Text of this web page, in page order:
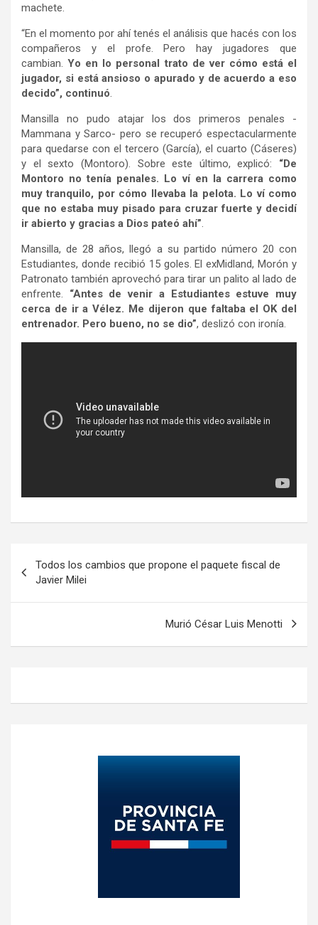
machete.
“En el momento por ahí tenés el análisis que hacés con los
compañeros y el profe. Pero hay jugadores que
cambian.Yo en lo personal trato de ver cómo está el
jugador, si está ansioso o apurado y de acuerdo a eso
decido”, continuó.
Mansilla no pudo atajar los dos primeros penales -
Mammana y Sarco- pero se recuperó espectacularmente
para quedarse con el tercero (García), el cuarto (Cáseres)
y el sexto (Montoro). Sobre este último, explicó: “De
Montoro no tenía penales. Lo ví en la carrera como
muy tranquilo, por cómo llevaba la pelota. Lo ví como
que no estaba muy pisado para cruzar fuerte y decidí
ir abierto y gracias a Dios pateó ahí”.
Mansilla, de 28 años, llegó a su partido número 20 con
Estudiantes, donde recibió 15 goles. El exMidland, Morón y
Patronato también aprovechó para tirar un palito al lado de
enfrente. “Antes de venir a Estudiantes estuve muy
cerca de ir a Vélez. Me dijeron que faltaba el OK del
entrenador. Pero bueno, no se dio”, deslizó con ironía.
de
entradas
Todos los cambios que propone el paquete fiscal de
Javier Milei
Murió César Luis Menotti